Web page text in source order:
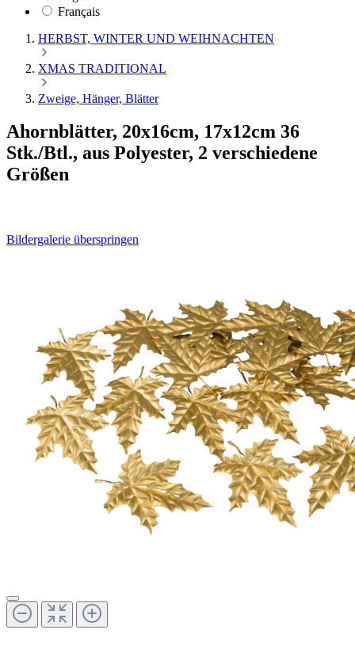
Français
HERBST, WINTER UND WEIHNACHTEN
XMAS TRADITIONAL
Zweige, Hänger, Blätter
Ahornblätter, 20x16cm, 17x12cm 36
Stk./Btl., aus Polyester, 2 verschiedene
Größen
Bildergalerie überspringen